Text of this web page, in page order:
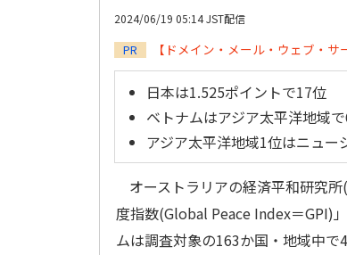
2024/06/19 05:14 JST配信
PR 【ドメイン・メール・ウェブ・
日本は1.525ポイントで17位
ベトナムはアジア太平洋地域
アジア太平洋地域1位はニュー
オーストラリアの経済平和研究
度指数(Global Peace Index＝GPI)
ムは調査対象の163か国・地域中